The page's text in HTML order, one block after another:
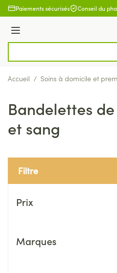
Aller au contenu
Paiements sécurisés Conseil du
Menu
Accueil / Soins à domicile et
Bandelettes
et sang
Filtre
Prix
Marques